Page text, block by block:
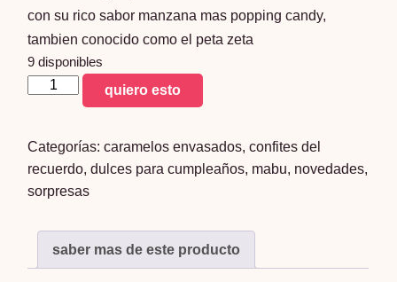
con su rico sabor manzana mas popping candy,
tambien conocido como el peta zeta
9 disponibles
patita
cantidad
quiero esto
Categorías:caramelos envasados,confites del
recuerdo,dulces para cumpleaños, mabu, novedades,
sorpresas
saber mas de este producto